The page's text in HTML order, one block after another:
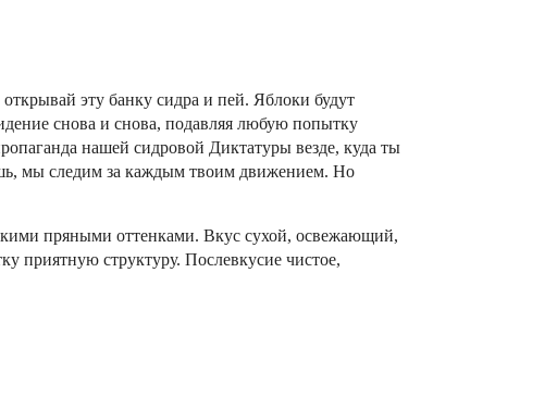
эту банку сидра и пей. Яблоки будут
снова и снова, подавляя любую попытку
нашей сидровой Диктатуры везде, куда ты
мы следим за каждым твоим движением. Но
пряными оттенками. Вкус сухой, освежающий,
приятную структуру. Послевкусие чистое,